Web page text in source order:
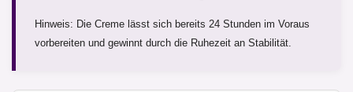
Hinweis: Die Creme lässt sich bereits 24 Stunden im Voraus
vorbereiten und gewinnt durch die Ruhezeit an Stabilität.